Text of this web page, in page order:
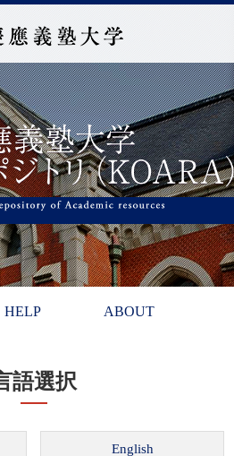
HELP ABOUT
語選択